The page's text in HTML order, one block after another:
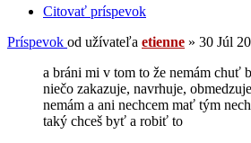
Citovať príspevok
Príspevok od užívateľa etienne » 30 Júl
a bráni mi v tom to že nemám chuť
niečo zakazuje, navrhuje,
nemám a ani nechcem mať tým
taký chceš byť a robiť to